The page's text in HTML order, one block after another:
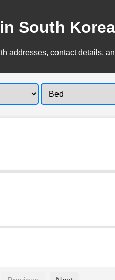
South Korea
addresses, contact details,